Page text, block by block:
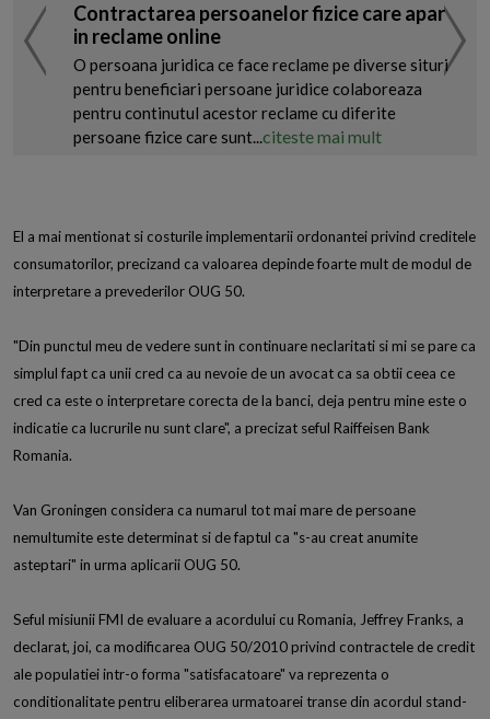
Contractarea persoanelor fizice care apar
in reclame online
O persoana juridica ce face reclame pe diverse situri
pentru beneficiari persoane juridice colaboreaza
pentru continutul acestor reclame cu diferite
persoane fizice care sunt...citeste mai mult
El a mai mentionat si costurile implementarii ordonantei privind creditele
consumatorilor, precizand ca valoarea depinde foarte mult de modul de
interpretare a prevederilor OUG 50.
"Din punctul meu de vedere sunt in continuare neclaritati si mi se pare ca
simplul fapt ca unii cred ca au nevoie de un avocat ca sa obtii ceea ce
cred ca este o interpretare corecta de la banci, deja pentru mine este o
indicatie ca lucrurile nu sunt clare", a precizat seful Raiffeisen Bank
Romania.
Van Groningen considera ca numarul tot mai mare de persoane
nemultumite este determinat si de faptul ca "s-au creat anumite
asteptari" in urma aplicarii OUG 50.
Seful misiunii FMI de evaluare a acordului cu Romania, Jeffrey Franks, a
declarat, joi, ca modificarea OUG 50/2010 privind contractele de credit
ale populatiei intr-o forma "satisfacatoare" va reprezenta o
conditionalitate pentru eliberarea urmatoarei transe din acordul stand-